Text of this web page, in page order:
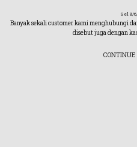
Sel 8/
Banyak sekali customer kami menghubungi
disebut juga dengan